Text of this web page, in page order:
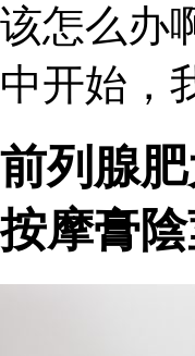
该怎么办
中开始，
前列腺
按摩膏